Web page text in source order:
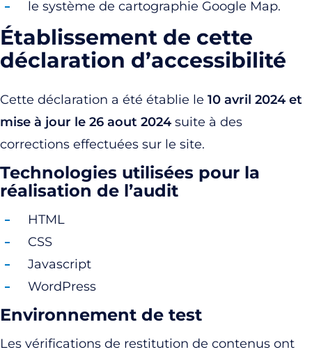
le système de cartographie Google Map.
Établissement de cette
déclaration d’accessibilité
Cette déclaration a été établie le 10 avril 2024 et
mise à jour le 26 aout 2024 suite à des
corrections effectuées sur le site.
Technologies utilisées pour la
réalisation de l’audit
HTML
CSS
Javascript
WordPress
Environnement de test
Les vérifications de restitution de contenus ont